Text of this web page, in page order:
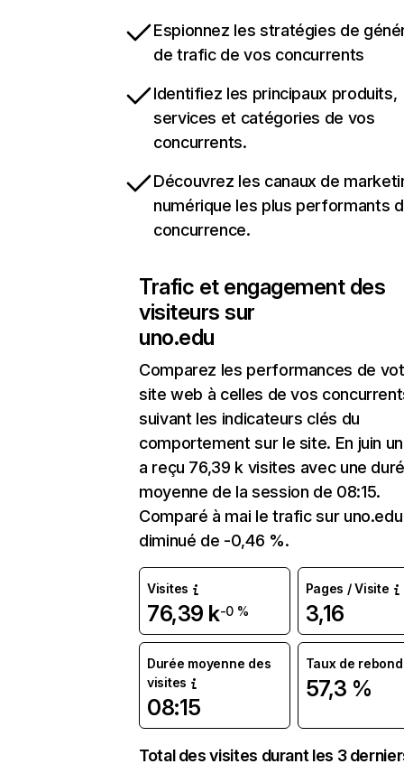
Espionnez les stratégies de
de trafic de vos concurrents
Identifiez les principaux produits,
services et catégories de vos
concurrents.
Découvrez les canaux de
numérique les plus performants
concurrence.
Trafic et engagement des
visiteurs sur
uno.edu
Comparez les performances de
site web à celles de vos
suivant les indicateurs clés du
comportement sur le site. En juin
a reçu 76,39 k visites avec une
moyenne de la session de 08:15.
Comparé à mai le trafic sur
diminué de -0,46 %.
Visites
76,39 k-0 %
Pages / Visite
3,16
Durée moyenne des
visites
08:15
Taux de rebond
57,3 %
Total des visites durant les 3